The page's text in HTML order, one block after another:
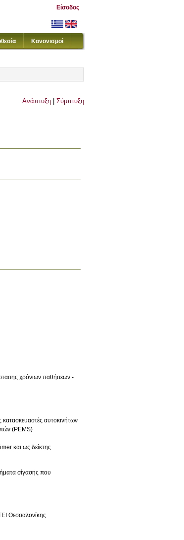
Είσοδος
Κανονισμοί
Ανάπτυξη Σύμπτυξη
χρόνιων παθήσεων -
αυτοκινήτων
(PEMS)
σίγασης που
Θεσσαλονίκης